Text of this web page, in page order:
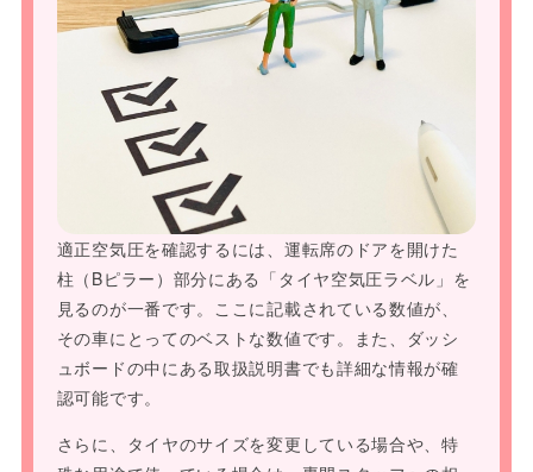
適正空気圧を確認するには、運転席のドアを開けた
柱（Bピラー）部分にある「タイヤ空気圧ラベル」を
見るのが一番です。ここに記載されている数値が、
その車にとってのベストな数値です。また、ダッシ
ュボードの中にある取扱説明書でも詳細な情報が確
認可能です。
さらに、タイヤのサイズを変更している場合や、特